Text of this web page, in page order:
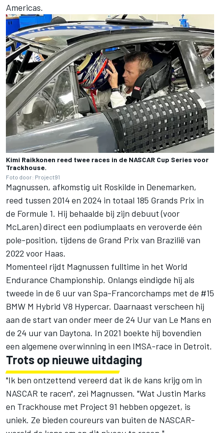
Americas.
Kimi Raikkonen reed twee races in de NASCAR Cup Series voor
Trackhouse.
Foto door: Project91
Magnussen, afkomstig uit Roskilde in Denemarken,
reed tussen 2014 en 2024 in totaal 185 Grands Prix in
de Formule 1. Hij behaalde bij zijn debuut (voor
McLaren) direct een podiumplaats en veroverde één
pole-position, tijdens de Grand Prix van Brazilië van
2022 voor Haas.
Momenteel rijdt Magnussen fulltime in het World
Endurance Championship. Onlangs eindigde hij als
tweede in de 6 uur van Spa-Francorchamps met de #15
BMW M Hybrid V8 Hypercar. Daarnaast verscheen hij
aan de start van onder meer de 24 Uur van Le Mans en
de 24 uur van Daytona. In 2021 boekte hij bovendien
een algemene overwinning in een IMSA-race in Detroit.
Trots op nieuwe uitdaging
"Ik ben ontzettend vereerd dat ik de kans krijg om in
NASCAR te racen", zei Magnussen. "Wat Justin Marks
en Trackhouse met Project 91 hebben opgezet, is
uniek. Ze bieden coureurs van buiten de NASCAR-